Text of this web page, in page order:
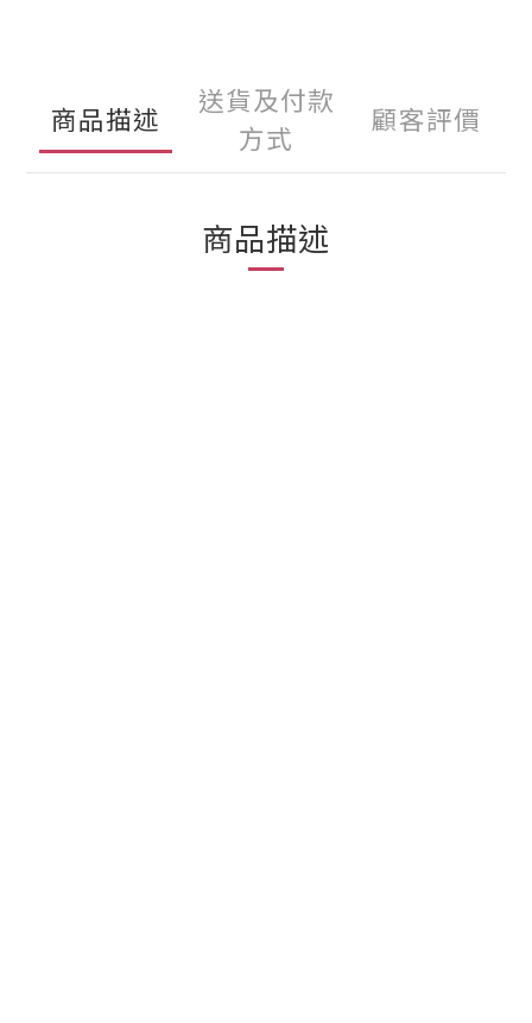
商品描述
送貨及付款
方式
顧客評價
商品描述